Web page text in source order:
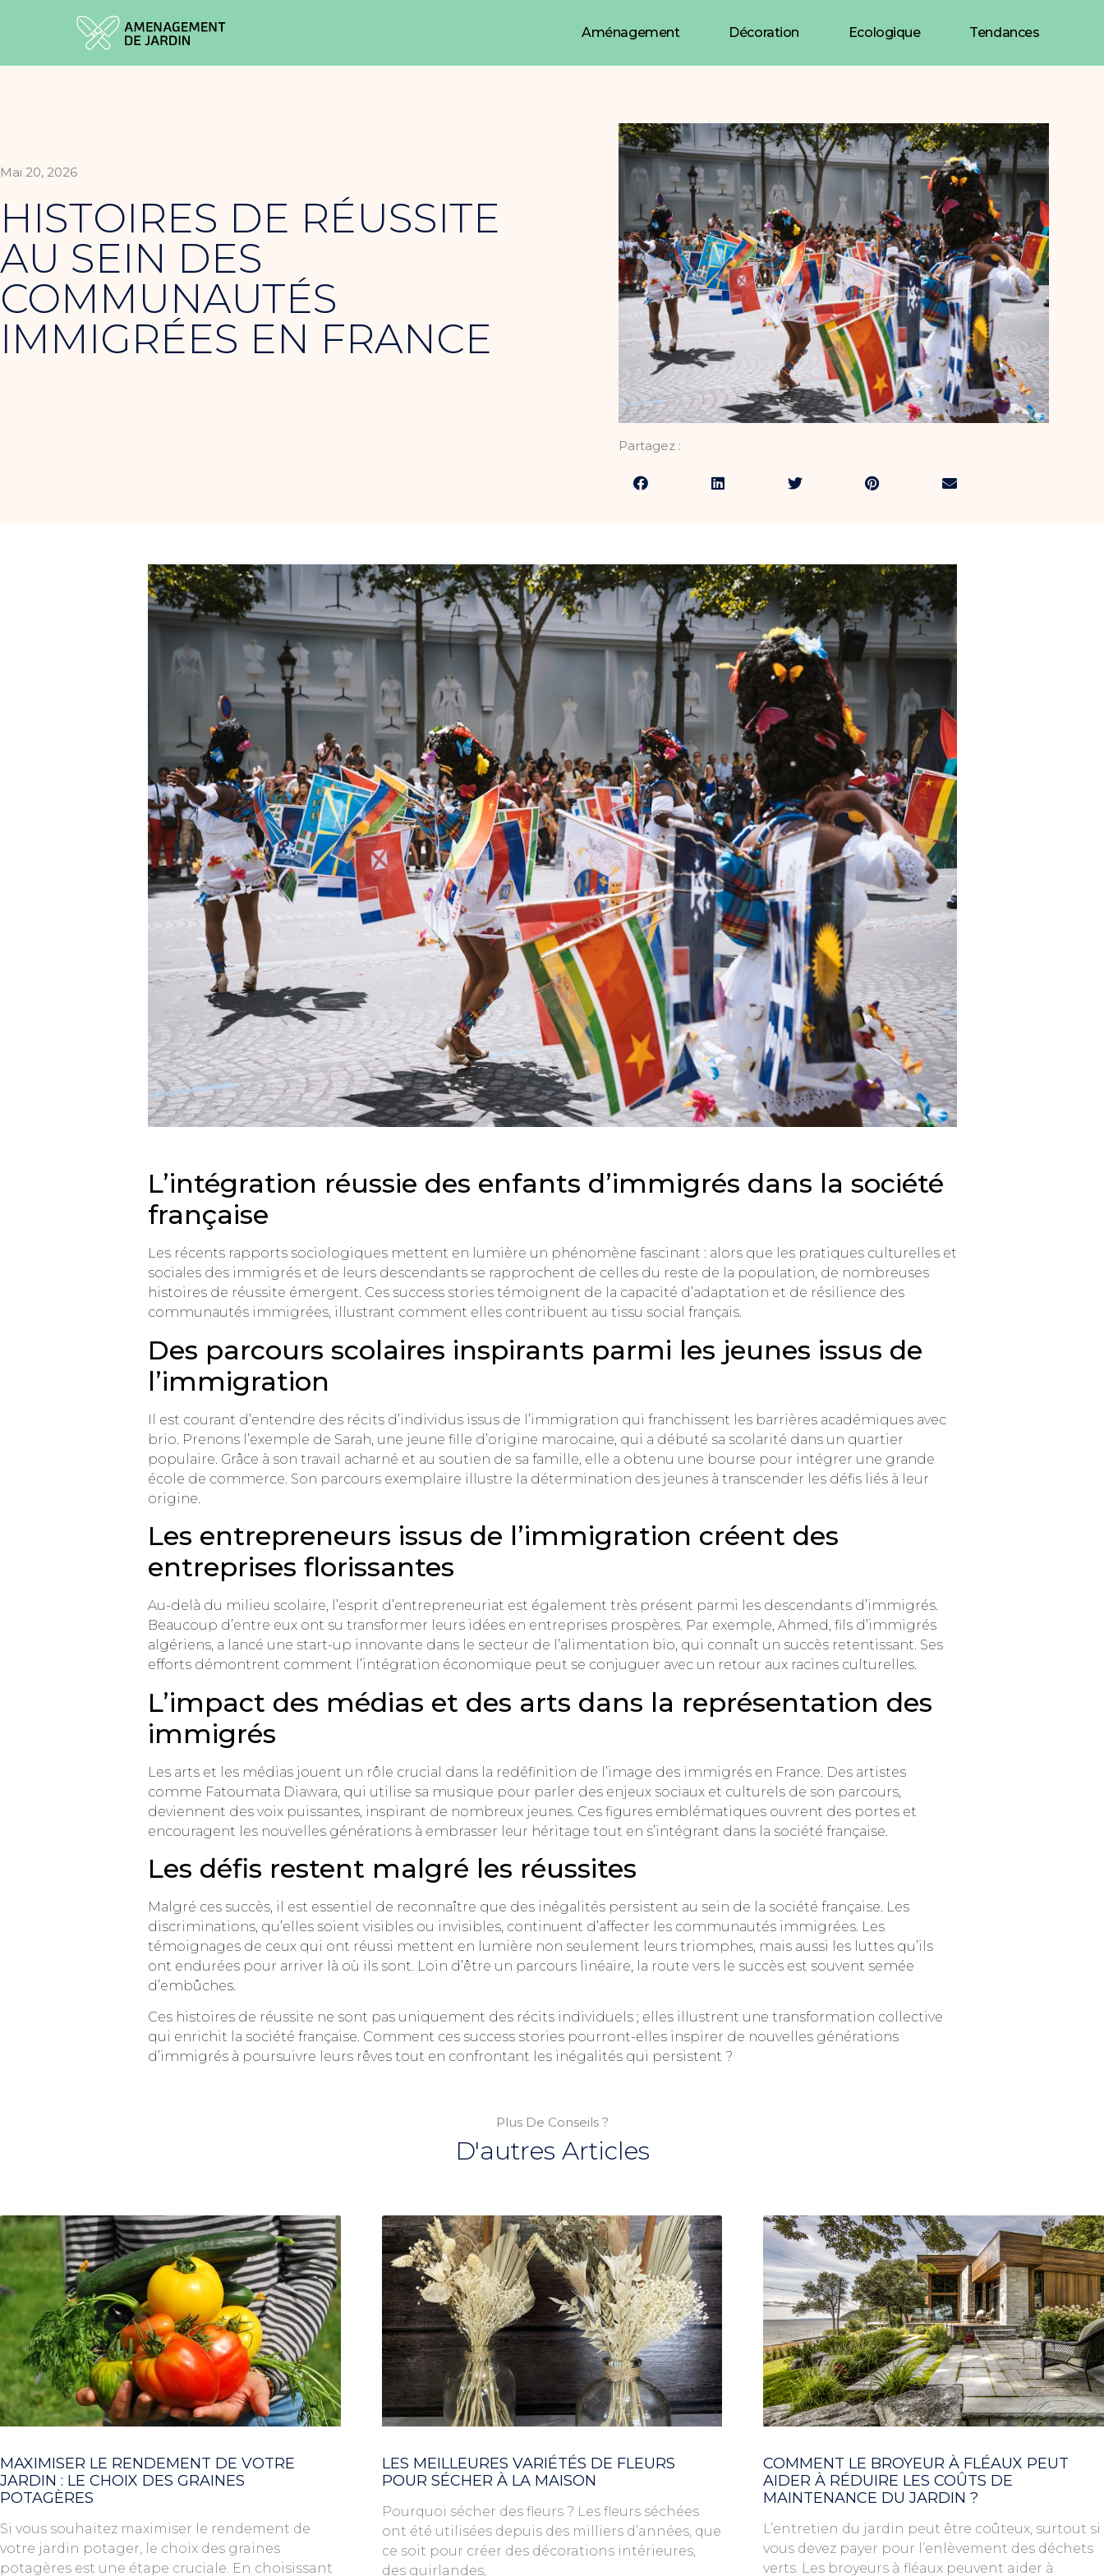
Aménagement Décoration Ecologique Tendances
Mai 20, 2026
HISTOIRES DE RÉUSSITE
AU SEIN DES
COMMUNAUTÉS
IMMIGRÉES EN FRANCE
Partagez :
L’intégration réussie des enfants d’immigrés dans la société
française
Les récents rapports sociologiques mettent en lumière un phénomène fascinant : alors que les pratiques culturelles et
sociales des immigrés et de leurs descendants se rapprochent de celles du reste de la population, de nombreuses
histoires de réussite émergent. Ces success stories témoignent de la capacité d’adaptation et de résilience des
communautés immigrées, illustrant comment elles contribuent au tissu social français.
Des parcours scolaires inspirants parmi les jeunes issus de
l’immigration
Il est courant d’entendre des récits d’individus issus de l’immigration qui franchissent les barrières académiques avec
brio. Prenons l’exemple de Sarah, une jeune fille d’origine marocaine, qui a débuté sa scolarité dans un quartier
populaire. Grâce à son travail acharné et au soutien de sa famille, elle a obtenu une bourse pour intégrer une grande
école de commerce. Son parcours exemplaire illustre la détermination des jeunes à transcender les défis liés à leur
origine.
Les entrepreneurs issus de l’immigration créent des
entreprises florissantes
Au-delà du milieu scolaire, l’esprit d’entrepreneuriat est également très présent parmi les descendants d’immigrés.
Beaucoup d’entre eux ont su transformer leurs idées en entreprises prospères. Par exemple, Ahmed, fils d’immigrés
algériens, a lancé une start-up innovante dans le secteur de l’alimentation bio, qui connaît un succès retentissant. Ses
efforts démontrent comment l’intégration économique peut se conjuguer avec un retour aux racines culturelles.
L’impact des médias et des arts dans la représentation des
immigrés
Les arts et les médias jouent un rôle crucial dans la redéfinition de l’image des immigrés en France. Des artistes
comme Fatoumata Diawara, qui utilise sa musique pour parler des enjeux sociaux et culturels de son parcours,
deviennent des voix puissantes, inspirant de nombreux jeunes. Ces figures emblématiques ouvrent des portes et
encouragent les nouvelles générations à embrasser leur héritage tout en s’intégrant dans la société française.
Les défis restent malgré les réussites
Malgré ces succès, il est essentiel de reconnaître que des inégalités persistent au sein de la société française. Les
discriminations, qu’elles soient visibles ou invisibles, continuent d’affecter les communautés immigrées. Les
témoignages de ceux qui ont réussi mettent en lumière non seulement leurs triomphes, mais aussi les luttes qu’ils
ont endurées pour arriver là où ils sont. Loin d’être un parcours linéaire, la route vers le succès est souvent semée
d’embûches.
Ces histoires de réussite ne sont pas uniquement des récits individuels ; elles illustrent une transformation collective
qui enrichit la société française. Comment ces success stories pourront-elles inspirer de nouvelles générations
d’immigrés à poursuivre leurs rêves tout en confrontant les inégalités qui persistent ?
Plus De Conseils ?
D'autres Articles
MAXIMISER LE RENDEMENT DE VOTRE
JARDIN : LE CHOIX DES GRAINES
POTAGÈRES
Si vous souhaitez maximiser le rendement de
votre jardin potager, le choix des graines
potagères est une étape cruciale. En choisissant
LES MEILLEURES VARIÉTÉS DE FLEURS
POUR SÉCHER À LA MAISON
Pourquoi sécher des fleurs ? Les fleurs séchées
ont été utilisées depuis des milliers d’années, que
ce soit pour créer des décorations intérieures,
des guirlandes,
COMMENT LE BROYEUR À FLÉAUX PEUT
AIDER À RÉDUIRE LES COÛTS DE
MAINTENANCE DU JARDIN ?
L’entretien du jardin peut être coûteux, surtout si
vous devez payer pour l’enlèvement des déchets
verts. Les broyeurs à fléaux peuvent aider à